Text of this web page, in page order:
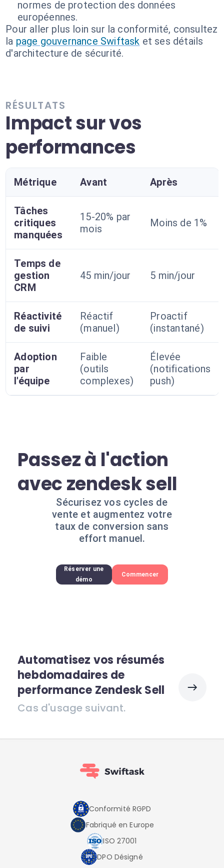
normes de protection des données
européennes.
Pour aller plus loin sur la conformité, consultez
la page gouvernance Swiftask et ses détails
d'architecture de sécurité.
RÉSULTATS
Impact sur vos
performances
Métrique Avant Après
Tâches
critiques
manquées
15-20% par
mois
Moins de 1%
Temps de
gestion
CRM
45 min/jour 5 min/jour
Réactivité
de suivi
Réactif
(manuel)
Proactif
(instantané)
Adoption
par
l'équipe
Faible
(outils
complexes)
Élevée
(notifications
push)
Passez à l'action
avec zendesk sell
Sécurisez vos cycles de
vente et augmentez votre
taux de conversion sans
effort manuel.
Réserver une
démo
Commencer
Automatisez vos résumés
hebdomadaires de
performance Zendesk Sell
Cas d'usage suivant.
Conformité RGPD
Fabriqué en Europe
ISO 27001
DPO Désigné